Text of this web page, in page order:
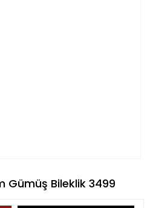
Gümüş Bileklik 3499